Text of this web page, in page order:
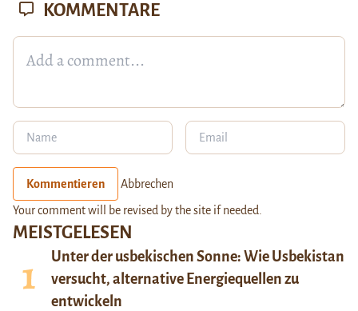
MEISTGELESEN
Unter der usbekischen Sonne: Wie Usbekistan
versucht, alternative Energiequellen zu
entwickeln
KOMMENTARE
Kommentieren Abbrechen
Your comment will be revised by the site if needed.